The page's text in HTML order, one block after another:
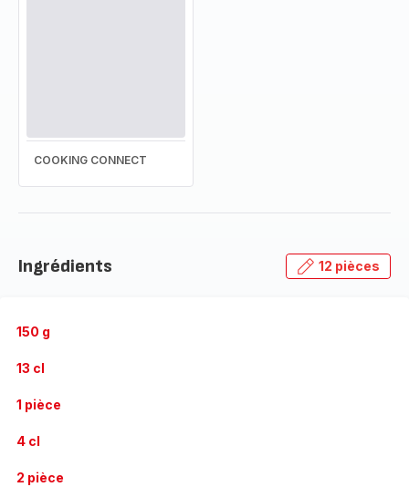
COOKING CONNECT
Ingrédients 12 pièces
150 g
13 cl
1 pièce
4 cl
2 pièce